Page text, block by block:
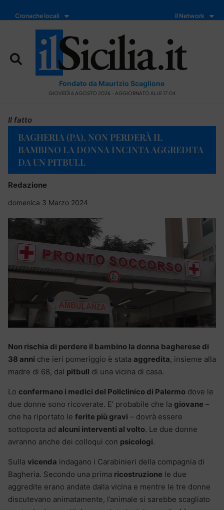
Cronache locali Il Network
Fondato da Maurizio Scaglione
GIOVEDÌ 6 AGOSTO 2026 - AGGIORNATO ALLE 17:04
Il fatto
BAGHERIA (PA), NON PERDERÀ IL
BAMBINO LA DONNA INCINTA AGGREDITA
DA UN PITBULL
Redazione
domenica 3 Marzo 2024
Non rischia di perdere il bambino la donna bagherese di
38 anni che ieri pomeriggio è stata aggredita, insieme alla
madre di 68, dal pitbull di una vicina di casa.
Lo confermano i medici del Policlinico di Palermo dove le
due donne sono ricoverate. E’ probabile che la giovane –
che ha riportato le ferite più gravi – dovrà essere
sottoposta ad alcuni interventi al volto. Le due donne
avranno anche dei colloqui con psicologi.
Sulla vicenda indagano i Carabinieri della compagnia di
Bagheria. Secondo una prima ricostruzione le due
aggredite erano andate dalla vicina e mentre le tre donne
discutevano animatamente, l’animale si sarebbe scagliato